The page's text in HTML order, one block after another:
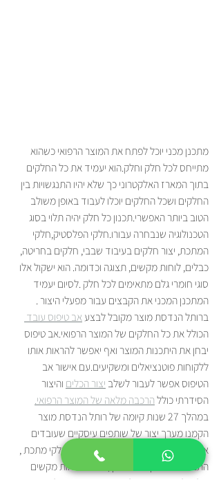
מתכנן מכני יוכל לפתח את המוצר הרפואי כשהוא
מתייחס לכל חלק וחלק.הוא יעמיד את כל החלקים
בתוך המארז האלקטרוני כך שלא יהיו התנגשויות בין
החלקים ושכל החלקים יוכלו לעבוד באופן משולב
הטוב ביותר האפשרי.תכנון כל חלק יהיה תלוי בסוג
הטכנולוגיה שנבחרה עבורו.חלקי הפלסטיק,חלקי
המתכת, יצור חלקים בעיבוד שבבי, חלקים בחריטה,
כבלים, לוחות מקשים, תצוגה וכדומה. הוא ישקול אלו
סוגי חומרי גלם מתאימים לכל חלק .לסיום יעמיד
המתכנן המכני את הקבצים עבור מפעלי היצור .
ברותל הנדסת מוצר מקובל לבצע אב טיפוס עובד
הכולל את כל החלקים של המוצר הרפואי.אב טיפוס
יבחן את היתכנות המוצר ואף יאפשר להראות אותו
ללקוחות פוטנציאלים ומשקיעים.עם אישור אב
הטיפוס אפשר לעבור לשלב יצור הכלים והיצור
הסידרתי כולל הרכבה מלאה של המוצר הרפואי.
במהלך 27 שנות קיומה של רותל הנדסת מוצר
הקמנו מערך יצור של שותפים עיסקיים שעובדים
איתנו כבר שנים רבות.יצור המבלטים לחלקי מתכת ,
התבניות להזרקת פלסטיק , כלים ללוחות מקשים
,כלים לתצוגה, יהיו כולם בפיקוח הנדסי של צוות